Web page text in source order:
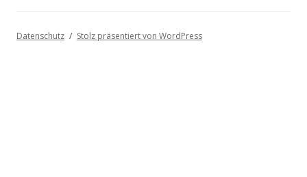
Datenschutz Stolz präsentiert von WordPress